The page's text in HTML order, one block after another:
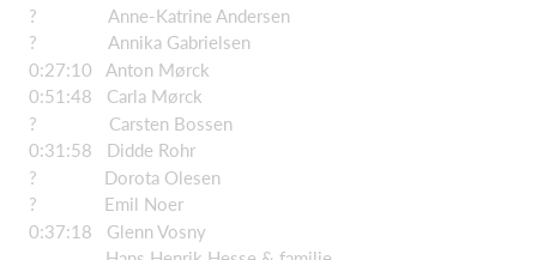
? Anne-Katrine Andersen
? Annika Gabrielsen
0:27:10 Anton Mørck
0:51:48 Carla Mørck
? Carsten Bossen
0:31:58 Didde Rohr
? Dorota Olesen
? Emil Noer
0:37:18 Glenn Vosny